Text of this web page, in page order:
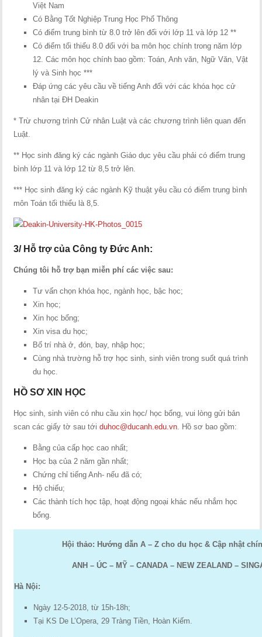
Việt Nam
Có Bằng Tốt Nghiệp Trung Học Phổ Thông
Có điểm trung bình từ 8.0 trở lên đối với lớp 11 và lớp 12 **
Có điểm tối thiểu 8.0 đối với ba môn học chính trong năm lớp
12. Các môn học chính bao gồm: Toán, Anh văn, Ngữ Văn, Vật
lý và Sinh học ***
Đáp ứng các yêu cầu về tiếng Anh đối với các khóa học cử
nhân tại ĐH Deakin
* Trừ chương trình Cử nhân Luật và các chương trình liên quan đến
Luật.
** Học sinh đăng ký các ngành Giáo dục yêu cầu phải có điểm trung
bình lớp 11 và lớp 12 từ 8,5 trở lên.
*** Học sinh đăng ký các ngành Kỹ thuật yêu cầu có điểm trung bình
môn Toán tối thiểu là 8,5.
3/ Hỗ trợ của Công ty Đức Anh:
Chúng tôi hỗ trợ bạn miễn phí các việc sau:
Tư vấn chọn khóa học, ngành học, bậc học;
Xin học;
Xin học bổng;
Xin visa du học;
Bố trí nhà ở, đón, bay, nhập học;
Cùng nhà trường hỗ trợ học sinh, sinh viên trong suốt quá trình
du học.
HỒ SƠ XIN HỌC
Học sinh, sinh viên có nhu cầu xin học/ học bổng, vui lòng gửi bản
scan các giấy tờ sau tớiduhoc@ducanh.edu.vn. Hồ sơ bao gồm:
Bằng của cấp học cao nhất;
Học bạ của 2 năm gần nhất;
Chứng chỉ tiếng Anh- nếu đã có;
Hộ chiếu;
Các thành tích học tập, hoạt động ngoại khác nếu nhắm học
bổng.
Hội thảo: Hướng dẫn A – Z cho du học & Cập nhật
ANH – ÚC – MỸ – CANADA – NEW ZEALAND –
Hà Nội:
Ngày 12-5-2018, từ 15h-18h;
Tại KS De L’Opera, 29 Tràng Tiền, Hoàn Kiếm.